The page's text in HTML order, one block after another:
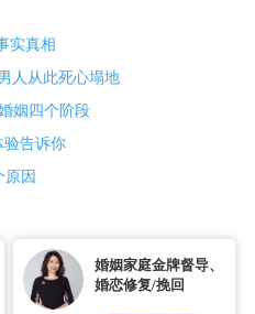
实真相
人从此死心塌地
姻四个阶段
验告诉你
原因
婚姻家庭金牌督导、
婚恋修复/挽回